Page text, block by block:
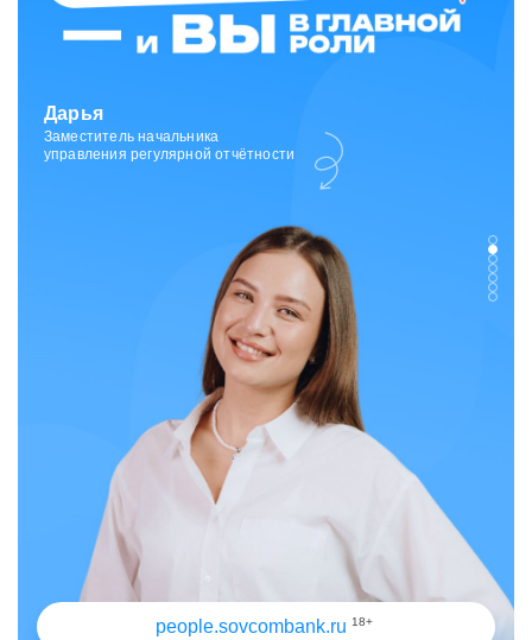
people.sovcombank.ru 18+
Зарина
Ведущий специалист
отдела исходящих коммуникаций